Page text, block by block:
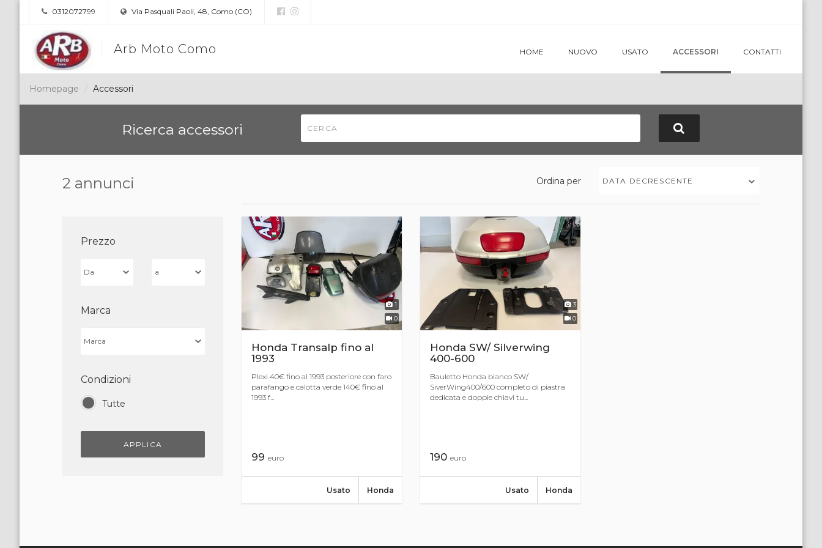
0312072799 Via Pasquali Paoli, 48, Como (CO)
Arb Moto Como HOME NUOVO USATO ACCESSORI CONTATTI
Homepage Accessori
Ricerca accessori
2 annunci Ordina per DATA DECRESCENTE
Prezzo
Marca
Condizioni
Tutte
APPLICA
1
0
Honda Transalp fino al
1993
Plexi 40€ fino al 1993 posteriore con faro
parafango e calotta verde 140€ fino al
1993 f...
99 euro
Honda
Usato
3
0
Honda SW/ Silverwing
400-600
Bauletto Honda bianco SW/
SiverWing400/600 completo di piastra
dedicata e doppie chiavi tu...
190 euro
Honda
Usato